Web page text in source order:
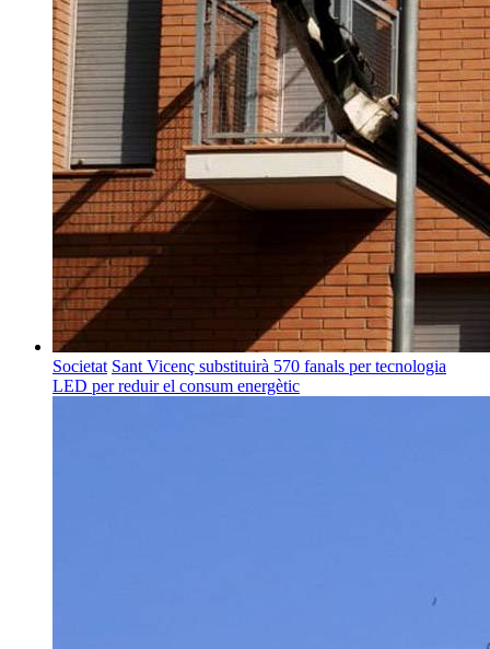
Societat Sant Vicenç substituirà 570 fanals per tecnologia
LED per reduir el consum energètic